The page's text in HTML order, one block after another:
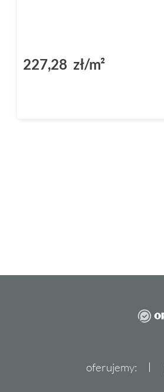
227,28 zł/m²
oferujemy: